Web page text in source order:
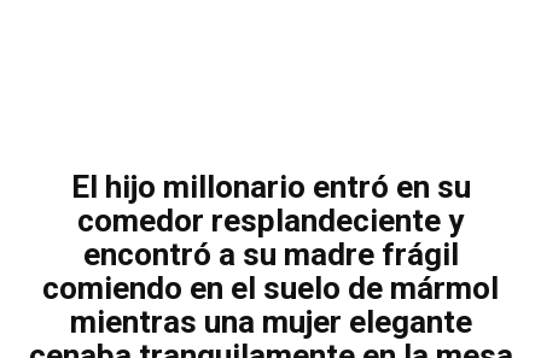
El hijo millonario entró en su
comedor resplandeciente y
encontró a su madre frágil
comiendo en el suelo de mármol
mientras una mujer elegante